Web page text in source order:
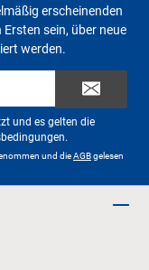
erscheinenden
sein, über neue
werden.
und es gelten die
.
und dieAGBgelesen